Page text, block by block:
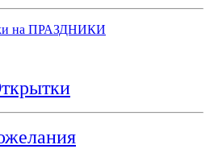
на ПРАЗДНИКИ